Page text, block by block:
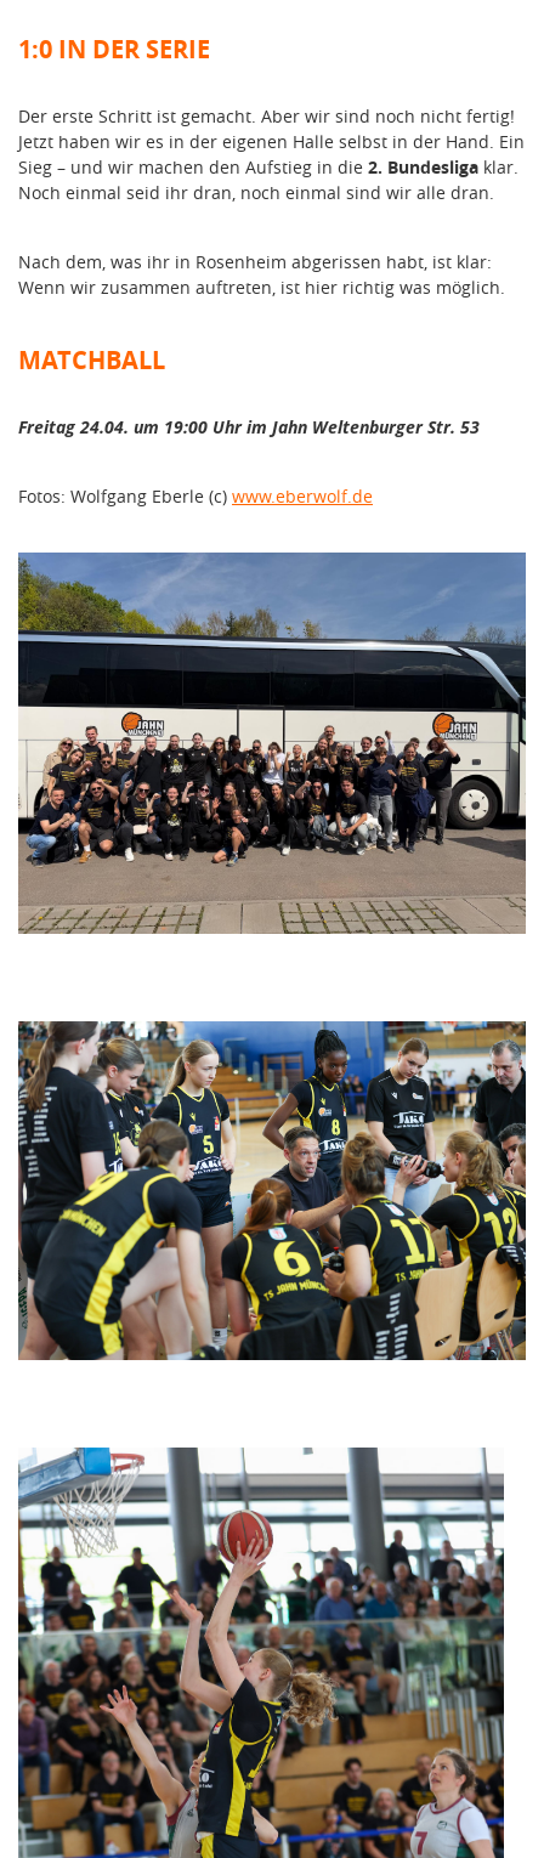
1:0 IN DER SERIE
Der erste Schritt ist gemacht. Aber wir sind noch nicht fertig!
Jetzt haben wir es in der eigenen Halle selbst in der Hand. Ein
Sieg – und wir machen den Aufstieg in die 2. Bundesliga klar.
Noch einmal seid ihr dran, noch einmal sind wir alle dran.
Nach dem, was ihr in Rosenheim abgerissen habt, ist klar:
Wenn wir zusammen auftreten, ist hier richtig was möglich.
MATCHBALL
Freitag 24.04. um 19:00 Uhr im Jahn Weltenburger Str. 53
Fotos: Wolfgang Eberle (c) www.eberwolf.de